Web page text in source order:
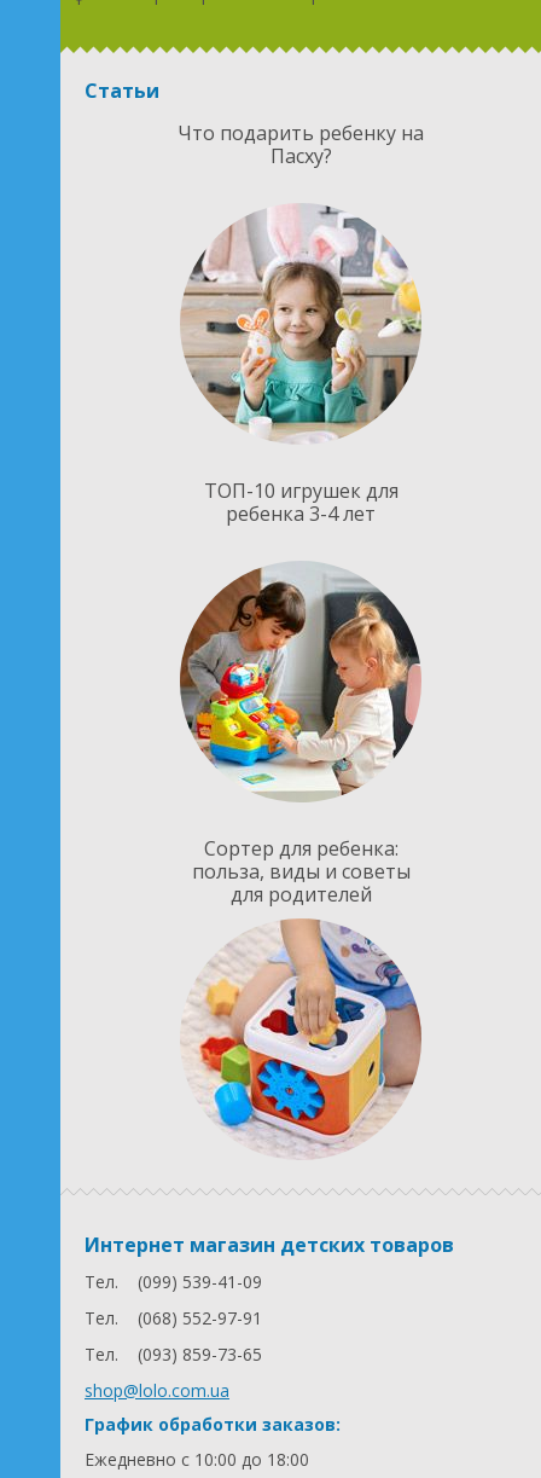
Статьи
Что подарить ребенку на
Пасху?
ТОП-10 игрушек для
ребенка 3-4 лет
Сортер для ребенка:
польза, виды и советы
для родителей
Интернет магазин детских товаров
Тел.
(099) 539-41-09
Тел.
(068) 552-97-91
Тел.
(093) 859-73-65
shop@lolo.com.ua
График обработки заказов:
Ежедневно с 10:00 до 18:00